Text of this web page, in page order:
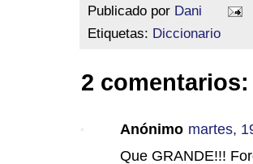
Publicado por Dani
Etiquetas: Diccionario
2 comentarios:
Anónimo martes,
Que GRANDE!!!